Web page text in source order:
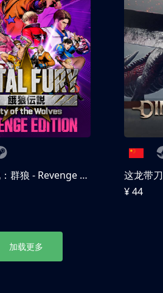
饿狼传说：群狼 - Revenge Edition
这龙带刀
¥ 44
加载更多